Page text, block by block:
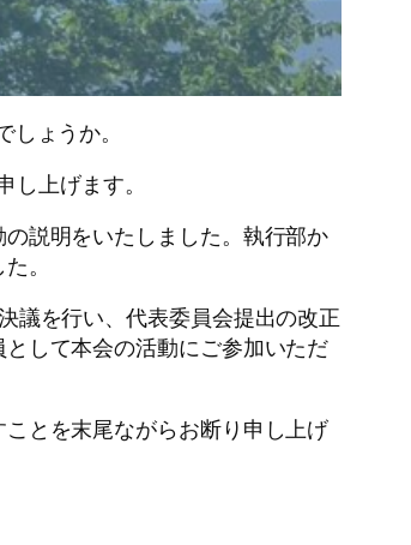
ょうか。
上げます。
説明をいたしました。執行部か
。
議を行い、代表委員会提出の改正
して本会の活動にご参加いただ
とを末尾ながらお断り申し上げ